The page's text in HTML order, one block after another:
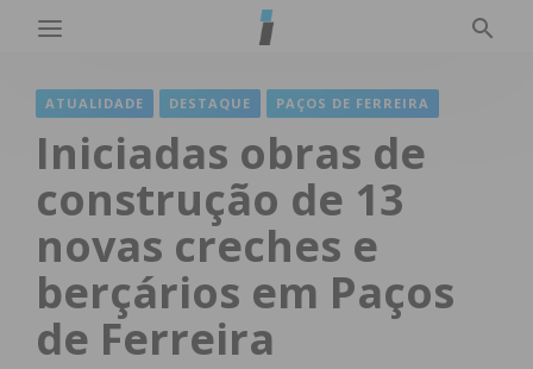
ATUALIDADE DESTAQUE PAÇOS DE FERREIRA
Iniciadas obras de
construção de 13
novas creches e
berçários em Paços
de Ferreira